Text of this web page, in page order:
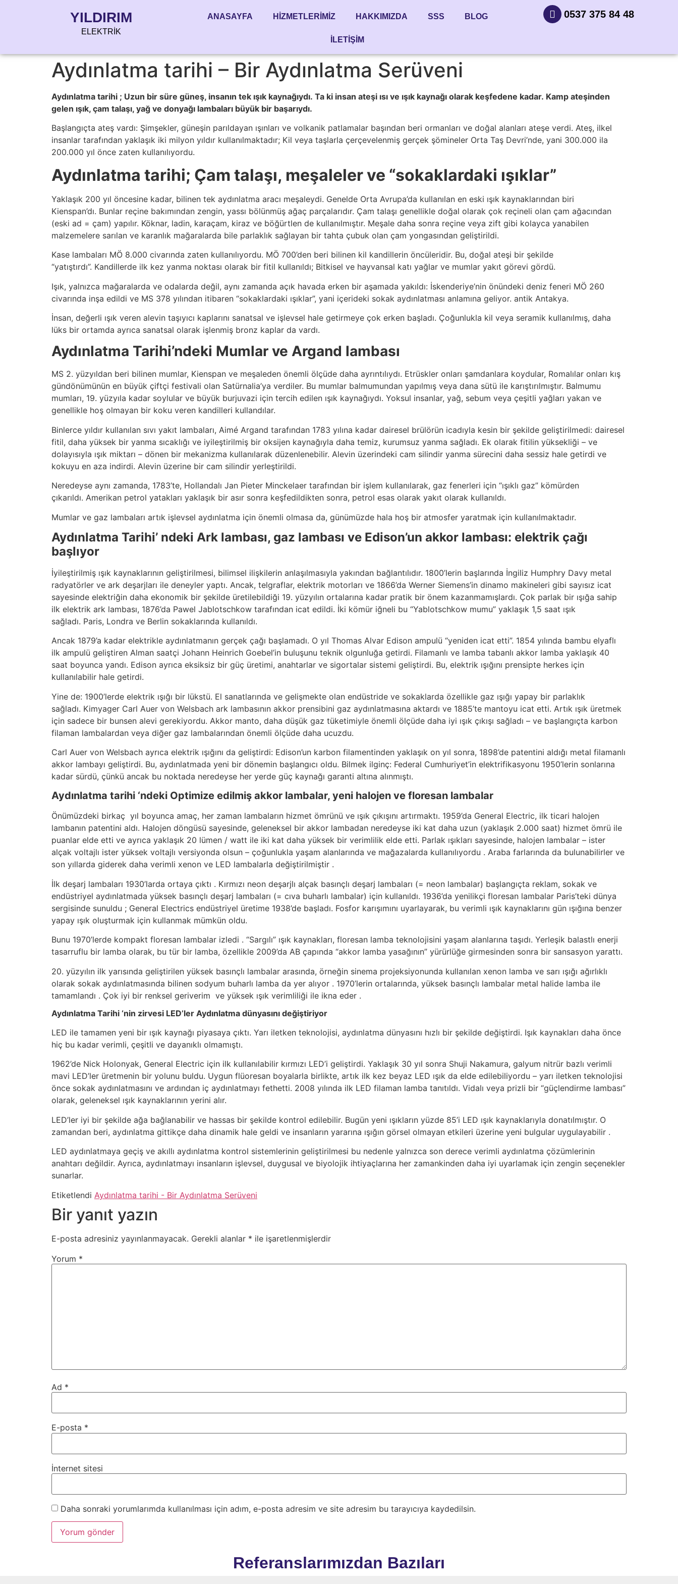
YILDIRIM
ELEKTRİK
ANASAYFA HIZMETLERIMIZ HAKKIMIZDA SSS BLOG
İLETIŞIM
0537 375 84 48
Aydınlatma tarihi – Bir Aydınlatma Serüveni
Aydınlatma tarihi ; Uzun bir süre güneş, insanın tek ışık kaynağıydı. Ta ki insan ateşi ısı ve ışık kaynağı olarak keşfedene kadar. Kamp ateşinden
gelen ışık, çam talaşı, yağ ve donyağı lambaları büyük bir başarıydı.
Başlangıçta ateş vardı: Şimşekler, güneşin parıldayan ışınları ve volkanik patlamalar başından beri ormanları ve doğal alanları ateşe verdi. Ateş, ilkel
insanlar tarafından yaklaşık iki milyon yıldır kullanılmaktadır; Kil veya taşlarla çerçevelenmiş gerçek şömineler Orta Taş Devri’nde, yani 300.000 ila
200.000 yıl önce zaten kullanılıyordu.
Aydınlatma tarihi; Çam talaşı, meşaleler ve “sokaklardaki ışıklar”
Yaklaşık 200 yıl öncesine kadar, bilinen tek aydınlatma aracı meşaleydi. Genelde Orta Avrupa’da kullanılan en eski ışık kaynaklarından biri
Kienspan’dı. Bunlar reçine bakımından zengin, yassı bölünmüş ağaç parçalarıdır. Çam talaşı genellikle doğal olarak çok reçineli olan çam ağacından
(eski ad = çam) yapılır. Köknar, ladin, karaçam, kiraz ve böğürtlen de kullanılmıştır. Meşale daha sonra reçine veya zift gibi kolayca yanabilen
malzemelere sarılan ve karanlık mağaralarda bile parlaklık sağlayan bir tahta çubuk olan çam yongasından geliştirildi.
Kase lambaları MÖ 8.000 civarında zaten kullanılıyordu. MÖ 700’den beri bilinen kil kandillerin öncüleridir. Bu, doğal ateşi bir şekilde
“yatıştırdı”. Kandillerde ilk kez yanma noktası olarak bir fitil kullanıldı; Bitkisel ve hayvansal katı yağlar ve mumlar yakıt görevi gördü.
Işık, yalnızca mağaralarda ve odalarda değil, aynı zamanda açık havada erken bir aşamada yakıldı: İskenderiye’nin önündeki deniz feneri MÖ 260
civarında inşa edildi ve MS 378 yılından itibaren “sokaklardaki ışıklar”, yani içerideki sokak aydınlatması anlamına geliyor. antik Antakya.
İnsan, değerli ışık veren alevin taşıyıcı kaplarını sanatsal ve işlevsel hale getirmeye çok erken başladı. Çoğunlukla kil veya seramik kullanılmış, daha
lüks bir ortamda ayrıca sanatsal olarak işlenmiş bronz kaplar da vardı.
Aydınlatma Tarihi’ndeki Mumlar ve Argand lambası
MS 2. yüzyıldan beri bilinen mumlar, Kienspan ve meşaleden önemli ölçüde daha ayrıntılıydı. Etrüskler onları şamdanlara koydular, Romalılar onları kış
gündönümünün en büyük çiftçi festivali olan Satürnalia’ya verdiler. Bu mumlar balmumundan yapılmış veya dana sütü ile karıştırılmıştır. Balmumu
mumları, 19. yüzyıla kadar soylular ve büyük burjuvazi için tercih edilen ışık kaynağıydı. Yoksul insanlar, yağ, sebum veya çeşitli yağları yakan ve
genellikle hoş olmayan bir koku veren kandilleri kullandılar.
Binlerce yıldır kullanılan sıvı yakıt lambaları, Aimé Argand tarafından 1783 yılına kadar dairesel brülörün icadıyla kesin bir şekilde geliştirilmedi: dairesel
fitil, daha yüksek bir yanma sıcaklığı ve iyileştirilmiş bir oksijen kaynağıyla daha temiz, kurumsuz yanma sağladı. Ek olarak fitilin yüksekliği – ve
dolayısıyla ışık miktarı – dönen bir mekanizma kullanılarak düzenlenebilir. Alevin üzerindeki cam silindir yanma sürecini daha sessiz hale getirdi ve
kokuyu en aza indirdi. Alevin üzerine bir cam silindir yerleştirildi.
Neredeyse aynı zamanda, 1783’te, Hollandalı Jan Pieter Minckelaer tarafından bir işlem kullanılarak, gaz fenerleri için “ışıklı gaz” kömürden
çıkarıldı. Amerikan petrol yatakları yaklaşık bir asır sonra keşfedildikten sonra, petrol esas olarak yakıt olarak kullanıldı.
Mumlar ve gaz lambaları artık işlevsel aydınlatma için önemli olmasa da, günümüzde hala hoş bir atmosfer yaratmak için kullanılmaktadır.
Aydınlatma Tarihi’ ndeki Ark lambası, gaz lambası ve Edison’un akkor lambası: elektrik çağı
başlıyor
İyileştirilmiş ışık kaynaklarının geliştirilmesi, bilimsel ilişkilerin anlaşılmasıyla yakından bağlantılıdır. 1800’lerin başlarında İngiliz Humphry Davy metal
radyatörler ve ark deşarjları ile deneyler yaptı. Ancak, telgraflar, elektrik motorları ve 1866’da Werner Siemens’in dinamo makineleri gibi sayısız icat
sayesinde elektriğin daha ekonomik bir şekilde üretilebildiği 19. yüzyılın ortalarına kadar pratik bir önem kazanmamışlardı. Çok parlak bir ışığa sahip
ilk elektrik ark lambası, 1876’da Pawel Jablotschkow tarafından icat edildi. İki kömür iğneli bu “Yablotschkow mumu” yaklaşık 1,5 saat ışık
sağladı. Paris, Londra ve Berlin sokaklarında kullanıldı.
Ancak 1879’a kadar elektrikle aydınlatmanın gerçek çağı başlamadı. O yıl Thomas Alvar Edison ampulü “yeniden icat etti”. 1854 yılında bambu elyaflı
ilk ampulü geliştiren Alman saatçi Johann Heinrich Goebel’in buluşunu teknik olgunluğa getirdi. Filamanlı ve lamba tabanlı akkor lamba yaklaşık 40
saat boyunca yandı. Edison ayrıca eksiksiz bir güç üretimi, anahtarlar ve sigortalar sistemi geliştirdi. Bu, elektrik ışığını prensipte herkes için
kullanılabilir hale getirdi.
Yine de: 1900’lerde elektrik ışığı bir lükstü. El sanatlarında ve gelişmekte olan endüstride ve sokaklarda özellikle gaz ışığı yapay bir parlaklık
sağladı. Kimyager Carl Auer von Welsbach ark lambasının akkor prensibini gaz aydınlatmasına aktardı ve 1885’te mantoyu icat etti. Artık ışık üretmek
için sadece bir bunsen alevi gerekiyordu. Akkor manto, daha düşük gaz tüketimiyle önemli ölçüde daha iyi ışık çıkışı sağladı – ve başlangıçta karbon
filaman lambalardan veya diğer gaz lambalarından önemli ölçüde daha ucuzdu.
Carl Auer von Welsbach ayrıca elektrik ışığını da geliştirdi: Edison’un karbon filamentinden yaklaşık on yıl sonra, 1898’de patentini aldığı metal filamanlı
akkor lambayı geliştirdi. Bu, aydınlatmada yeni bir dönemin başlangıcı oldu. Bilmek ilginç: Federal Cumhuriyet’in elektrifikasyonu 1950’lerin sonlarına
kadar sürdü, çünkü ancak bu noktada neredeyse her yerde güç kaynağı garanti altına alınmıştı.
Aydınlatma tarihi ‘ndeki Optimize edilmiş akkor lambalar, yeni halojen ve floresan lambalar
Önümüzdeki birkaç yıl boyunca amaç, her zaman lambaların hizmet ömrünü ve ışık çıkışını artırmaktı. 1959’da General Electric, ilk ticari halojen
lambanın patentini aldı. Halojen döngüsü sayesinde, geleneksel bir akkor lambadan neredeyse iki kat daha uzun (yaklaşık 2.000 saat) hizmet ömrü ile
puanlar elde etti ve ayrıca yaklaşık 20 lümen / watt ile iki kat daha yüksek bir verimlilik elde etti. Parlak ışıkları sayesinde, halojen lambalar – ister
alçak voltajlı ister yüksek voltajlı versiyonda olsun – çoğunlukla yaşam alanlarında ve mağazalarda kullanılıyordu . Araba farlarında da bulunabilirler ve
son yıllarda giderek daha verimli xenon ve LED lambalarla değiştirilmiştir .
İlk deşarj lambaları 1930’larda ortaya çıktı . Kırmızı neon deşarjlı alçak basınçlı deşarj lambaları (= neon lambalar) başlangıçta reklam, sokak ve
endüstriyel aydınlatmada yüksek basınçlı deşarj lambaları (= cıva buharlı lambalar) için kullanıldı. 1936’da yenilikçi floresan lambalar Paris’teki dünya
sergisinde sunuldu ; General Electrics endüstriyel üretime 1938’de başladı. Fosfor karışımını uyarlayarak, bu verimli ışık kaynaklarını gün ışığına benzer
yapay ışık oluşturmak için kullanmak mümkün oldu.
Bunu 1970’lerde kompakt floresan lambalar izledi . “Sargılı” ışık kaynakları, floresan lamba teknolojisini yaşam alanlarına taşıdı. Yerleşik balastlı enerji
tasarruflu bir lamba olarak, bu tür bir lamba, özellikle 2009’da AB çapında “akkor lamba yasağının” yürürlüğe girmesinden sonra bir sansasyon yarattı.
20. yüzyılın ilk yarısında geliştirilen yüksek basınçlı lambalar arasında, örneğin sinema projeksiyonunda kullanılan xenon lamba ve sarı ışığı ağırlıklı
olarak sokak aydınlatmasında bilinen sodyum buharlı lamba da yer alıyor . 1970’lerin ortalarında, yüksek basınçlı lambalar metal halide lamba ile
tamamlandı . Çok iyi bir renksel geriverim ve yüksek ışık verimliliği ile ikna eder .
Aydınlatma Tarihi ‘nin zirvesi LED’ler Aydınlatma dünyasını değiştiriyor
LED ile tamamen yeni bir ışık kaynağı piyasaya çıktı. Yarı iletken teknolojisi, aydınlatma dünyasını hızlı bir şekilde değiştirdi. Işık kaynakları daha önce
hiç bu kadar verimli, çeşitli ve dayanıklı olmamıştı.
1962’de Nick Holonyak, General Electric için ilk kullanılabilir kırmızı LED’i geliştirdi. Yaklaşık 30 yıl sonra Shuji Nakamura, galyum nitrür bazlı verimli
mavi LED’ler üretmenin bir yolunu buldu. Uygun flüoresan boyalarla birlikte, artık ilk kez beyaz LED ışık da elde edilebiliyordu – yarı iletken teknolojisi
önce sokak aydınlatmasını ve ardından iç aydınlatmayı fethetti. 2008 yılında ilk LED filaman lamba tanıtıldı. Vidalı veya prizli bir “güçlendirme lambası”
olarak, geleneksel ışık kaynaklarının yerini alır.
LED’ler iyi bir şekilde ağa bağlanabilir ve hassas bir şekilde kontrol edilebilir. Bugün yeni ışıkların yüzde 85’i LED ışık kaynaklarıyla donatılmıştır. O
zamandan beri, aydınlatma gittikçe daha dinamik hale geldi ve insanların yararına ışığın görsel olmayan etkileri üzerine yeni bulgular uygulayabilir .
LED aydınlatmaya geçiş ve akıllı aydınlatma kontrol sistemlerinin geliştirilmesi bu nedenle yalnızca son derece verimli aydınlatma çözümlerinin
anahtarı değildir. Ayrıca, aydınlatmayı insanların işlevsel, duygusal ve biyolojik ihtiyaçlarına her zamankinden daha iyi uyarlamak için zengin seçenekler
sunarlar.
Etiketlendi Aydınlatma tarihi - Bir Aydınlatma Serüveni
Bir yanıt yazın
E-posta adresiniz yayınlanmayacak. Gerekli alanlar * ile işaretlenmişlerdir
Yorum *
Ad *
E-posta *
İnternet sitesi
Daha sonraki yorumlarımda kullanılması için adım, e-posta adresim ve site adresim bu tarayıcıya kaydedilsin.
Referanslarımızdan Bazıları